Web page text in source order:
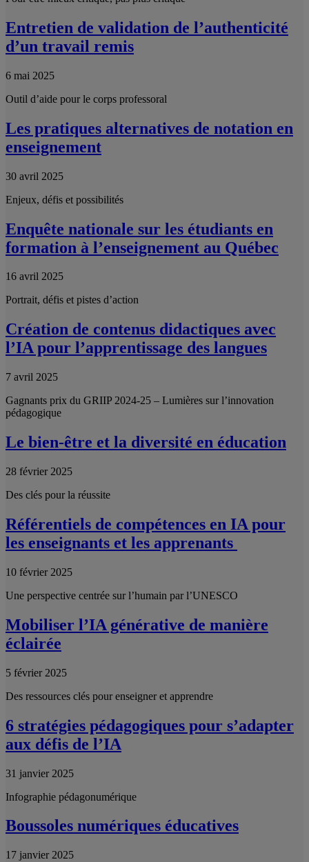
Entretien de validation de l’authenticité
d’un travail remis
6 mai 2025
Outil d’aide pour le corps professoral
Les pratiques alternatives de notation en
enseignement
30 avril 2025
Enjeux, défis et possibilités
Enquête nationale sur les étudiants en
formation à l’enseignement au Québec
16 avril 2025
Portrait, défis et pistes d’action
Création de contenus didactiques avec
l’IA pour l’apprentissage des langues
7 avril 2025
Gagnants prix du GRIIP 2024-25 – Lumières sur l’innovation
pédagogique
Le bien-être et la diversité en éducation
28 février 2025
Des clés pour la réussite
Référentiels de compétences en IA pour
les enseignants et les apprenants
10 février 2025
Une perspective centrée sur l’humain par l’UNESCO
Mobiliser l’IA générative de manière
éclairée
5 février 2025
Des ressources clés pour enseigner et apprendre
6 stratégies pédagogiques pour s’adapter
aux défis de l’IA
31 janvier 2025
Infographie pédagonumérique
Boussoles numériques éducatives
17 janvier 2025